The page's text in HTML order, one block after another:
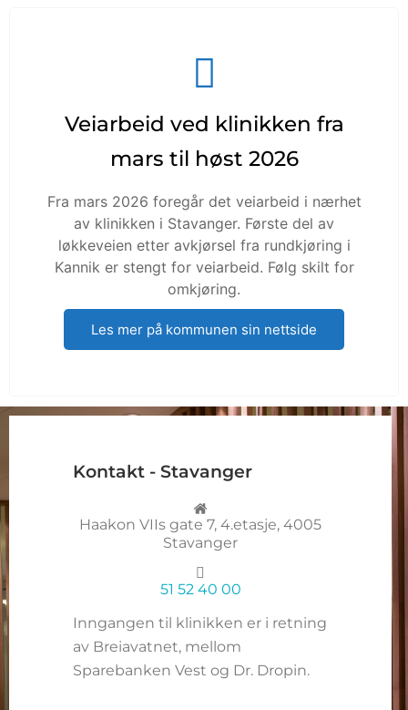
Veiarbeid ved klinikken fra
mars til høst 2026
Fra mars 2026 foregår det veiarbeid i nærhet
av klinikken i Stavanger. Første del av
løkkeveien etter avkjørsel fra rundkjøring i
Kannik er stengt for veiarbeid. Følg skilt for
omkjøring.
Les mer på kommunen sin nettside
Kontakt - Stavanger
Haakon VIIs gate 7, 4.etasje, 4005
Stavanger
51 52 40 00
Inngangen til klinikken er i retning
av Breiavatnet, mellom
Sparebanken Vest og Dr. Dropin.